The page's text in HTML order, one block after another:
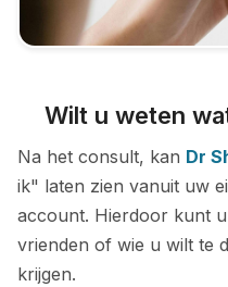
Wilt u weten
Na het consult, kan Dr
ik" laten zien vanuit uw
account. Hierdoor kunt
vrienden of wie u wilt te
krijgen.